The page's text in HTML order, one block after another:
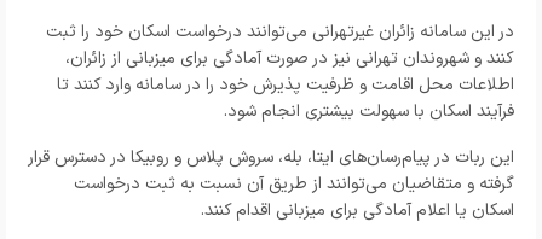
در این سامانه زائران غیرتهرانی می‌توانند درخواست اسکان خود را ثبت
کنند و شهروندان تهرانی نیز در صورت آمادگی برای میزبانی از زائران،
اطلاعات محل اقامت و ظرفیت پذیرش خود را در سامانه وارد کنند تا
فرآیند اسکان با سهولت بیشتری انجام شود.
این ربات در پیام‌رسان‌های ایتا، بله، سروش پلاس و روبیکا در دسترس قرار
گرفته و متقاضیان می‌توانند از طریق آن نسبت به ثبت درخواست
اسکان یا اعلام آمادگی برای میزبانی اقدام کنند.